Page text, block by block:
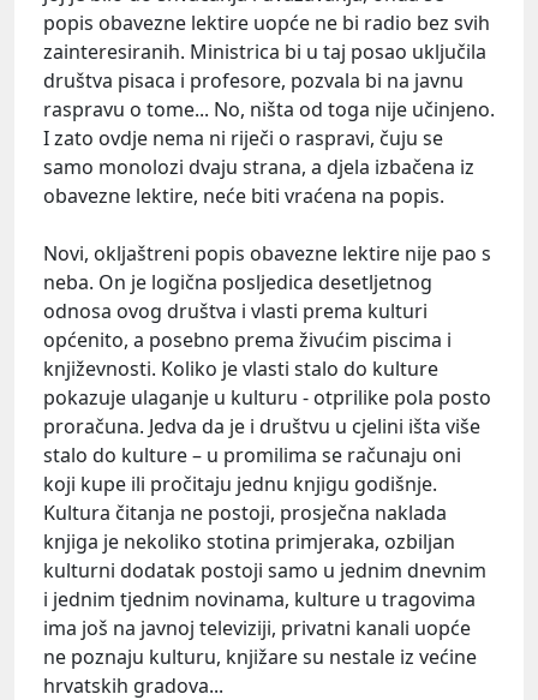
popis obavezne lektire uopće ne bi radio bez svih
zainteresiranih. Ministrica bi u taj posao uključila
društva pisaca i profesore, pozvala bi na javnu
raspravu o tome... No, ništa od toga nije učinjeno.
I zato ovdje nema ni riječi o raspravi, čuju se
samo monolozi dvaju strana, a djela izbačena iz
obavezne lektire, neće biti vraćena na popis.
Novi, okljaštreni popis obavezne lektire nije pao s
neba. On je logična posljedica desetljetnog
odnosa ovog društva i vlasti prema kulturi
općenito, a posebno prema živućim piscima i
književnosti. Koliko je vlasti stalo do kulture
pokazuje ulaganje u kulturu - otprilike pola posto
proračuna. Jedva da je i društvu u cjelini išta više
stalo do kulture – u promilima se računaju oni
koji kupe ili pročitaju jednu knjigu godišnje.
Kultura čitanja ne postoji, prosječna naklada
knjiga je nekoliko stotina primjeraka, ozbiljan
kulturni dodatak postoji samo u jednim dnevnim
i jednim tjednim novinama, kulture u tragovima
ima još na javnoj televiziji, privatni kanali uopće
ne poznaju kulturu, knjižare su nestale iz većine
hrvatskih gradova...